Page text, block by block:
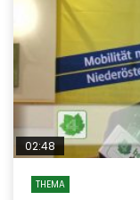
02:48
THEMA